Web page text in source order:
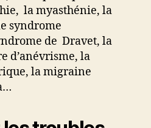
la myasthénie, la
syndrome
de Dravet, la
d’anévrisme, la
la migraine